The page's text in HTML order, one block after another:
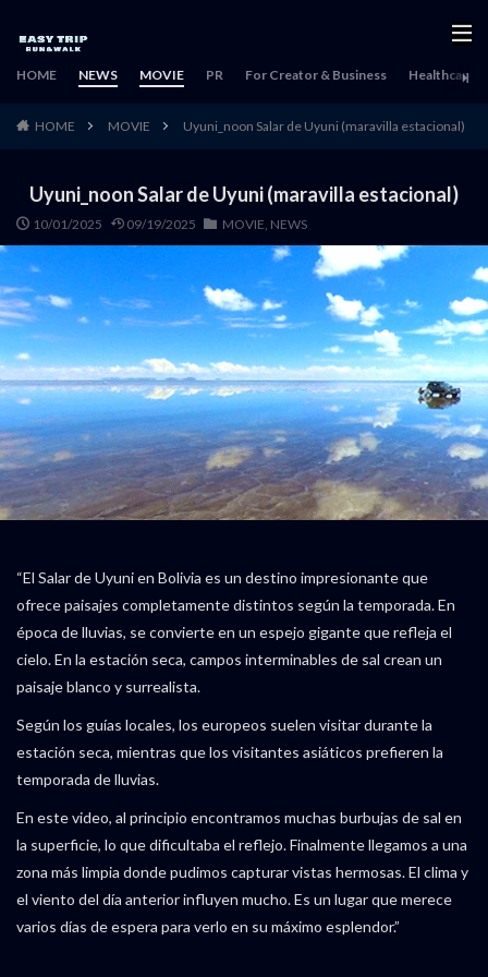
HOME NEWS MOVIE PR For Creator & Business Healthcare
HOME MOVIE Uyuni_noon Salar de Uyuni (maravilla estacional)
Uyuni_noon Salar de Uyuni (maravilla estacional)
10/01/2025 09/19/2025 MOVIE, NEWS
“El Salar de Uyuni en Bolivia es un destino impresionante que
ofrece paisajes completamente distintos según la temporada. En
época de lluvias, se convierte en un espejo gigante que refleja el
cielo. En la estación seca, campos interminables de sal crean un
paisaje blanco y surrealista.
Según los guías locales, los europeos suelen visitar durante la
estación seca, mientras que los visitantes asiáticos prefieren la
temporada de lluvias.
En este video, al principio encontramos muchas burbujas de sal en
la superficie, lo que dificultaba el reflejo. Finalmente llegamos a una
zona más limpia donde pudimos capturar vistas hermosas. El clima y
el viento del día anterior influyen mucho. Es un lugar que merece
varios días de espera para verlo en su máximo esplendor.”